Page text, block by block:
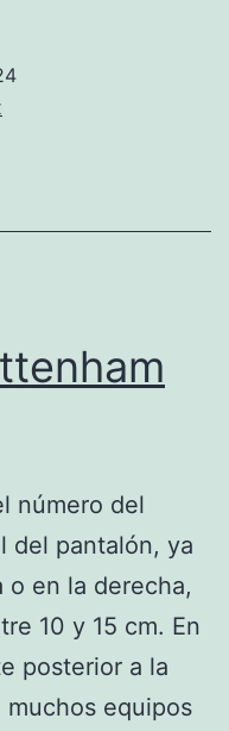
número del
del pantalón, ya
o en la derecha,
10 y 15 cm. En
posterior a la
muchos equipos